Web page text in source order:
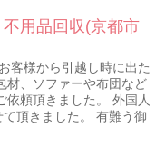
用品回収(京都市
客様から引越し時に出た
材、ソファーや布団など
依頼頂きました。 外国人
頂きました。 有難う御